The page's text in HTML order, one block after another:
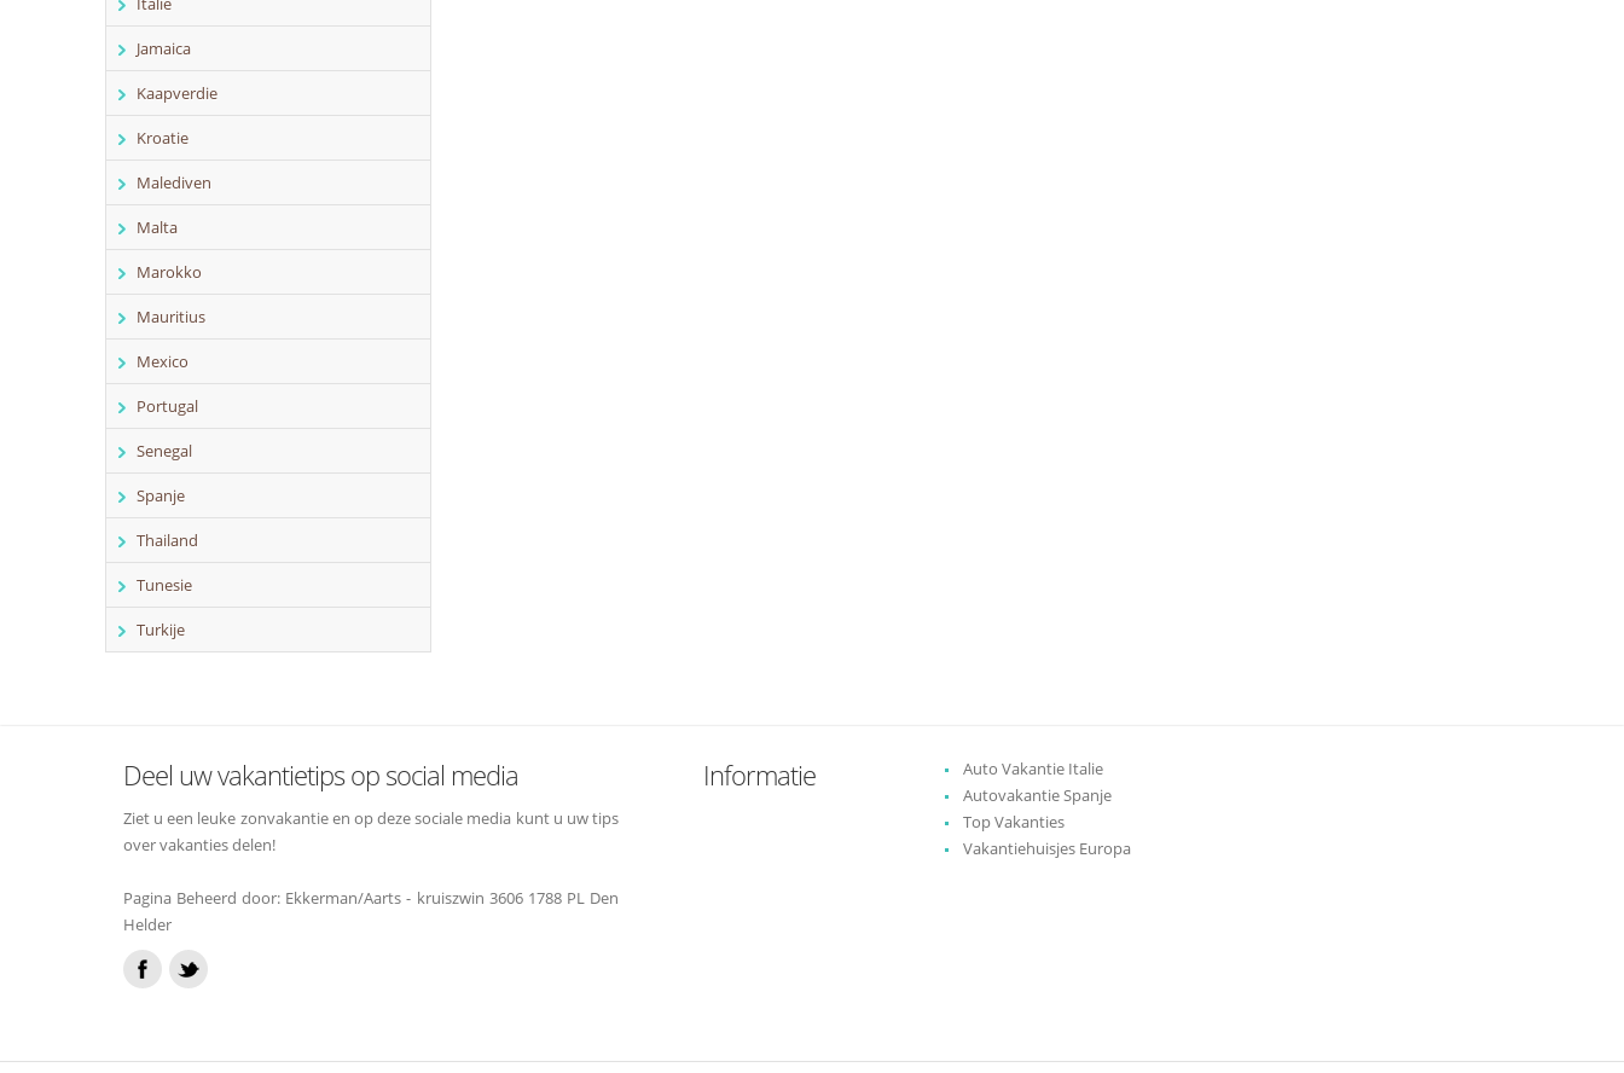
Jamaica
Kaapverdie
Kroatie
Malediven
Malta
Marokko
Mauritius
Mexico
Portugal
Senegal
Spanje
Thailand
Tunesie
Turkije
Deel uw vakantietips op social media
Ziet u een leuke zonvakantie en op deze sociale media kunt u uw tips
over vakanties delen!
Pagina Beheerd door: Ekkerman/Aarts - kruiszwin 3606 1788 PL Den
Helder
Informatie
Auto Vakantie Italie
Autovakantie Spanje
Top Vakanties
Vakantiehuisjes Europa